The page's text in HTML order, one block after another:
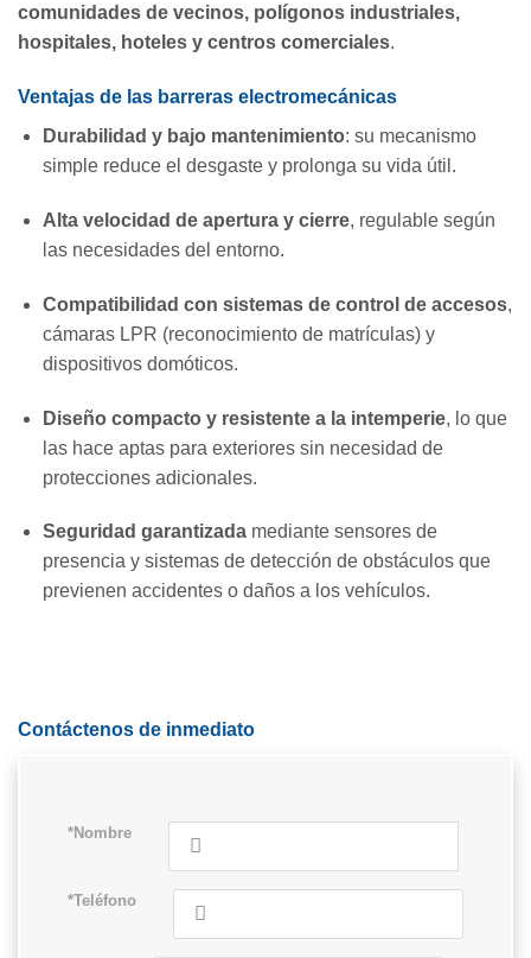
comunidades de vecinos, polígonos industriales,
hospitales, hoteles y centros comerciales.
Ventajas de las barreras electromecánicas
Durabilidad y bajo mantenimiento: su mecanismo
simple reduce el desgaste y prolonga su vida útil.
Alta velocidad de apertura y cierre, regulable según
las necesidades del entorno.
Compatibilidad con sistemas de control de accesos,
cámaras LPR (reconocimiento de matrículas) y
dispositivos domóticos.
Diseño compacto y resistente a la intemperie, lo que
las hace aptas para exteriores sin necesidad de
protecciones adicionales.
Seguridad garantizadamediante sensores de
presencia y sistemas de detección de obstáculos que
previenen accidentes o daños a los vehículos.
Contáctenos de inmediato
*Nombre
*Teléfono